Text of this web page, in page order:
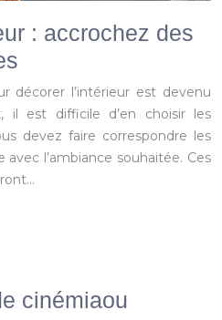
: accrochez des
décorer l’intérieur est devenu
il est difficile d’en choisir les
devez faire correspondre les
avec l’ambiance souhaitée. Ces
cinémiaou